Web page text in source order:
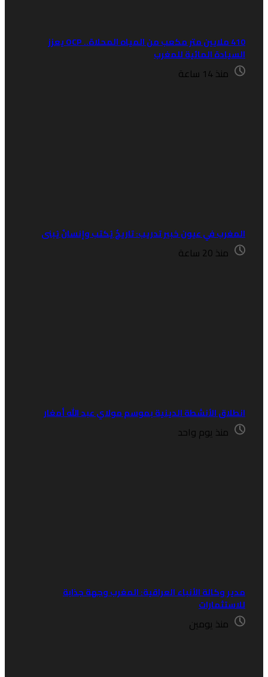
410 ملايين متر مكعب من المياه المحلاة.. OCP يعزز
المائية للمغرب
منذ 14 ساعة
في عيون خبير تدريب: تاريخٌ يُكتب وإنسانٌ يُبنى
منذ 20 ساعة
الأنشطة الدينية بموسم مولاي عبد الله أمغار
منذ يوم واحد
وكالة الأنباء العراقية: المغرب وجهة جذابة
منذ يومين